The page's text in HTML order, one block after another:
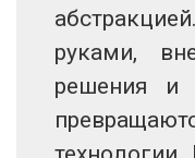
руками,
решения и